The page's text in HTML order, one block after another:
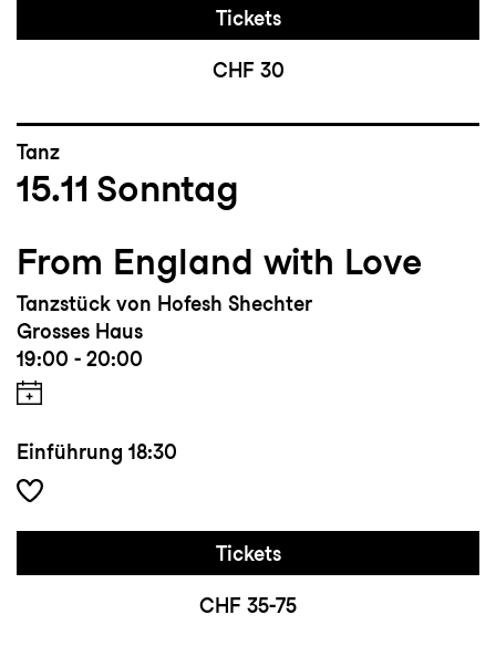
Tickets
CHF 30
Tanz
15.11 Sonntag
From England with Love
Tanzstück von Hofesh Shechter
Grosses Haus
19:00 - 20:00
Einführung 18:30
Tickets
CHF 35-75